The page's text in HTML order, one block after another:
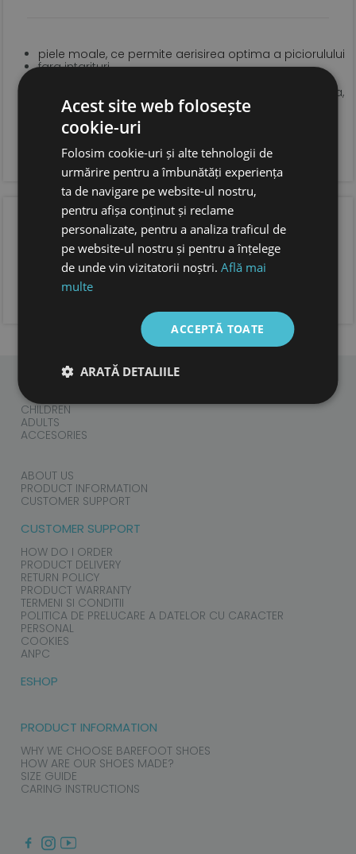
piele moale, ce permite aerisirea optima a piciorulului
fara intarituri
talpa din cauciuc natural de 3 mm, extrem de flexibila,
anti derapanta
sistem de inchidere tip velcro pentru o fixare optima
si incaltare usoara
pentru degetele.
foarte usori
OPINIA CLIENTILOR
CHILDREN
ADULTS
ACCESORIES
ABOUT US
PRODUCT INFORMATION
CUSTOMER SUPPORT
CUSTOMER SUPPORT
HOW DO I ORDER
PRODUCT DELIVERY
RETURN POLICY
PRODUCT WARRANTY
TERMENI SI CONDITII
POLITICA DE PRELUCARE A DATELOR CU CARACTER
PERSONAL
COOKIES
ANPC
ESHOP
PRODUCT INFORMATION
WHY WE CHOOSE BAREFOOT SHOES
HOW ARE OUR SHOES MADE?
SIZE GUIDE
CARING INSTRUCTIONS
Acest site web folosește
cookie-uri
Folosim cookie-uri și alte tehnologii de
urmărire pentru a îmbunătăți experiența
ta de navigare pe website-ul nostru,
pentru afișa conținut și reclame
personalizate, pentru a analiza traficul de
pe website-ul nostru și pentru a înțelege
de unde vin vizitatorii noștri.Află mai
multe
ACCEPTĂ TOATE
ARATĂ DETALIILE